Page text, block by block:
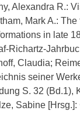
Alexandra R.:
Mark A.:
in late
Richartz-
Claudia;
seiner
S. 32 (Bd.1),
Sabine